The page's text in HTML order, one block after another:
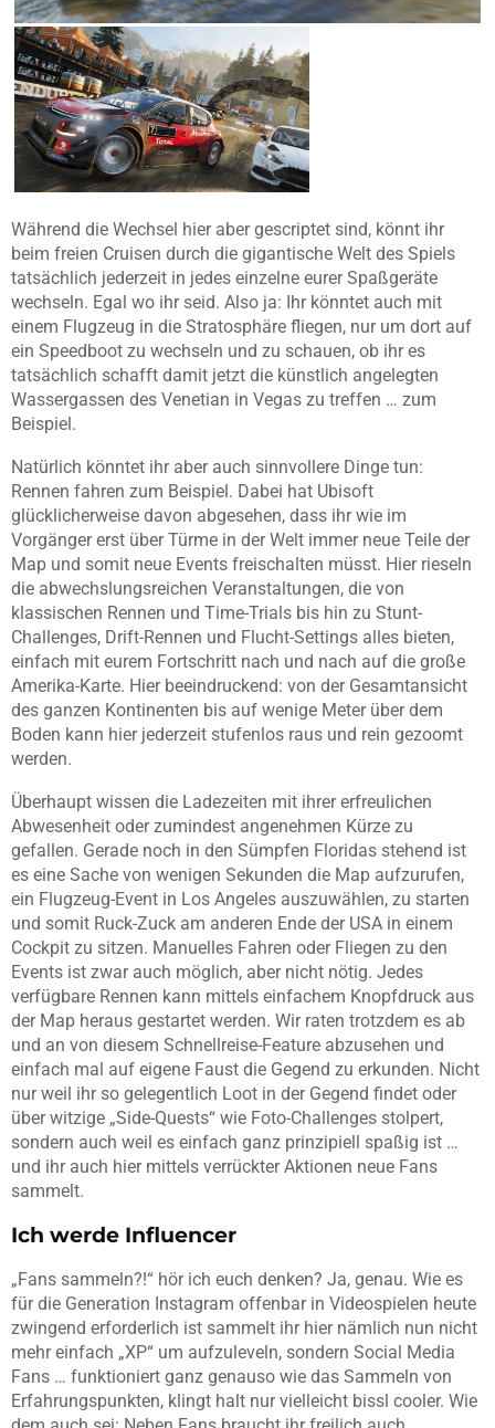
Während die Wechsel hier aber gescriptet sind, könnt ihr
beim freien Cruisen durch die gigantische Welt des Spiels
tatsächlich jederzeit in jedes einzelne eurer Spaßgeräte
wechseln. Egal wo ihr seid. Also ja: Ihr könntet auch mit
einem Flugzeug in die Stratosphäre fliegen, nur um dort auf
ein Speedboot zu wechseln und zu schauen, ob ihr es
tatsächlich schafft damit jetzt die künstlich angelegten
Wassergassen des Venetian in Vegas zu treffen … zum
Beispiel.
Natürlich könntet ihr aber auch sinnvollere Dinge tun:
Rennen fahren zum Beispiel. Dabei hat Ubisoft
glücklicherweise davon abgesehen, dass ihr wie im
Vorgänger erst über Türme in der Welt immer neue Teile der
Map und somit neue Events freischalten müsst. Hier rieseln
die abwechslungsreichen Veranstaltungen, die von
klassischen Rennen und Time-Trials bis hin zu Stunt-
Challenges, Drift-Rennen und Flucht-Settings alles bieten,
einfach mit eurem Fortschritt nach und nach auf die große
Amerika-Karte. Hier beeindruckend: von der Gesamtansicht
des ganzen Kontinenten bis auf wenige Meter über dem
Boden kann hier jederzeit stufenlos raus und rein gezoomt
werden.
Überhaupt wissen die Ladezeiten mit ihrer erfreulichen
Abwesenheit oder zumindest angenehmen Kürze zu
gefallen. Gerade noch in den Sümpfen Floridas stehend ist
es eine Sache von wenigen Sekunden die Map aufzurufen,
ein Flugzeug-Event in Los Angeles auszuwählen, zu starten
und somit Ruck-Zuck am anderen Ende der USA in einem
Cockpit zu sitzen. Manuelles Fahren oder Fliegen zu den
Events ist zwar auch möglich, aber nicht nötig. Jedes
verfügbare Rennen kann mittels einfachem Knopfdruck aus
der Map heraus gestartet werden. Wir raten trotzdem es ab
und an von diesem Schnellreise-Feature abzusehen und
einfach mal auf eigene Faust die Gegend zu erkunden. Nicht
nur weil ihr so gelegentlich Loot in der Gegend findet oder
über witzige „Side-Quests“ wie Foto-Challenges stolpert,
sondern auch weil es einfach ganz prinzipiell spaßig ist …
und ihr auch hier mittels verrückter Aktionen neue Fans
sammelt.
Ich werde Influencer
„Fans sammeln?!“ hör ich euch denken? Ja, genau. Wie es
für die Generation Instagram offenbar in Videospielen heute
zwingend erforderlich ist sammelt ihr hier nämlich nun nicht
mehr einfach „XP“ um aufzuleveln, sondern Social Media
Fans … funktioniert ganz genauso wie das Sammeln von
Erfahrungspunkten, klingt halt nur vielleicht bissl cooler. Wie